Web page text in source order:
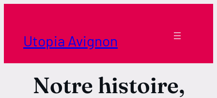
contenuUtopia Avignon
Notre histoire,